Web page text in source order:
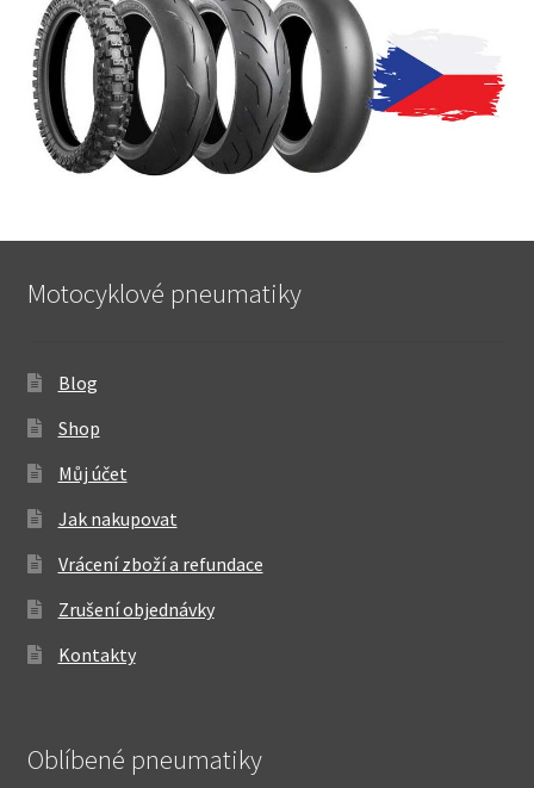
Motocyklové pneumatiky
Blog
Shop
Můj účet
Jak nakupovat
Vrácení zboží a refundace
Zrušení objednávky
Kontakty
Oblíbené pneumatiky